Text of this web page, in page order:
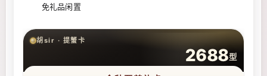
免礼品闲置
胡sir · 提蟹卡
2688型